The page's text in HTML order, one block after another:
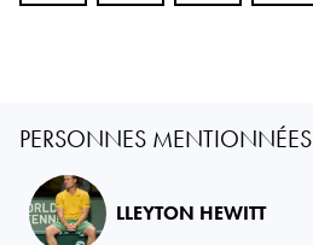
PERSONNES MENTIONNÉES
LLEYTON HEWITT